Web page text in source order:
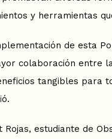
y herramientas
de esta
colaboración entre
tangibles para
estudiante de